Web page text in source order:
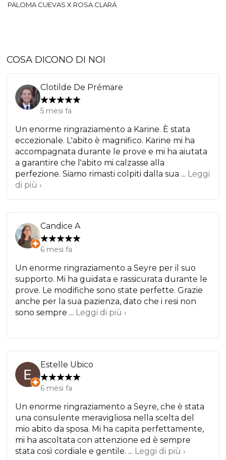
PALOMA CUEVAS X ROSA CLARÁ
COSA DICONO DI NOI
Clotilde De Prémare
5 mesi fa
Un enorme ringraziamento a Karine. È stata
eccezionale. L'abito è magnifico. Karine mi ha
accompagnata durante le prove e mi ha aiutata
a garantire che l'abito mi calzasse alla
perfezione. Siamo rimasti colpiti dalla sua ... Leggi
di più ›
Candice A
6 mesi fa
Un enorme ringraziamento a Seyre per il suo
supporto. Mi ha guidata e rassicurata durante le
prove. Le modifiche sono state perfette. Grazie
anche per la sua pazienza, dato che i resi non
sono sempre ... Leggi di più ›
Estelle Ubico
6 mesi fa
Un enorme ringraziamento a Seyre, che è stata
una consulente meravigliosa nella scelta del
mio abito da sposa. Mi ha capita perfettamente,
mi ha ascoltata con attenzione ed è sempre
stata così cordiale e gentile. ... Leggi di più ›